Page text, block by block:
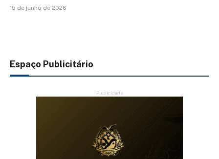
15 de junho de 2026
Espaço Publicitário
Publicidade